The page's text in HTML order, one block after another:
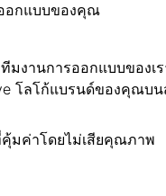
อกแบบของคุณ
มงานการออกแบบของ
ลโก้แบรนด์ของคุณบนส
มค่าโดยไม่เสียคุณภาพ